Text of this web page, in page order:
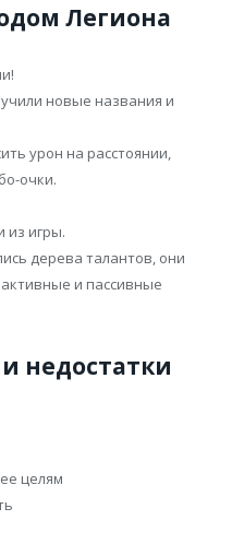
Легиона
новые названия и
урон на расстоянии,
очки.
из игры.
дерева талантов, они
и пассивные
недостатки
целям